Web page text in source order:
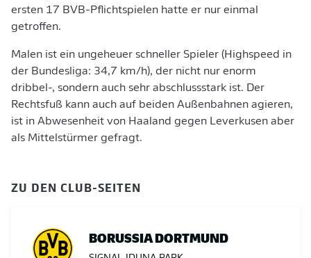
ersten 17 BVB-Pflichtspielen hatte er nur einmal
getroffen.
Malen ist ein ungeheuer schneller Spieler (Highspeed in
der Bundesliga: 34,7 km/h), der nicht nur enorm
dribbel-, sondern auch sehr abschlussstark ist. Der
Rechtsfuß kann auch auf beiden Außenbahnen agieren,
ist in Abwesenheit von Haaland gegen Leverkusen aber
als Mittelstürmer gefragt.
ZU DEN CLUB-SEITEN
BORUSSIA DORTMUND